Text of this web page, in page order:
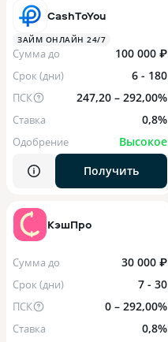
CashToYou
ЗАЙМ ОНЛАЙН 24/7
Сумма до 100 000 ₽
Срок (дни) 6 - 180
ПСК 247,20 – 292,00%
Ставка 0,8%
Одобрение
Высокое
Получить
КэшПро
Сумма до 30 000 ₽
Срок (дни) 7 - 30
ПСК 0 – 292,00%
Ставка 0,8%